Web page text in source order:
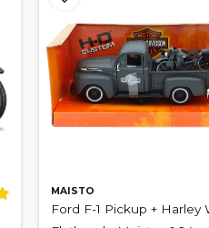
MAISTO
Ford F-1 Pickup + Harley